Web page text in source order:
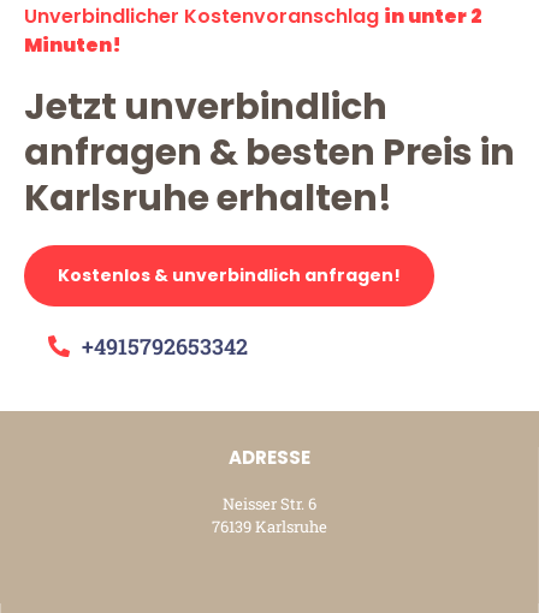
Unverbindlicher Kostenvoranschlag in unter 2
Minuten!
Jetzt unverbindlich
anfragen & besten Preis in
Karlsruhe erhalten!
Kostenlos & unverbindlich anfragen!
+4915792653342
ADRESSE
Neisser Str. 6
76139 Karlsruhe